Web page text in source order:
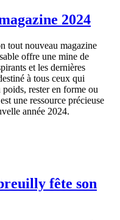
2024
tout nouveau magazine
offre une mine de
et les dernières
à tous ceux qui
rester en forme ou
une ressource précieuse
année 2024.
fête son